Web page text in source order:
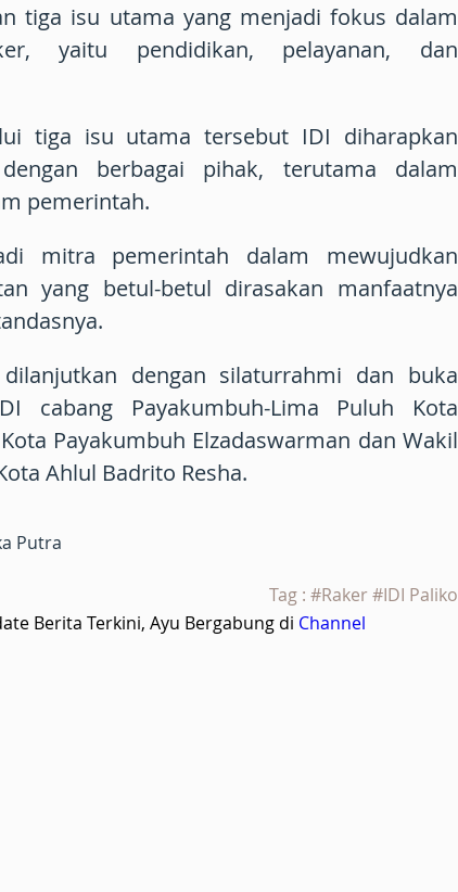
tiga isu utama yang menjadi fokus dalam
yaitu pendidikan, pelayanan, dan
tiga isu utama tersebut IDI diharapkan
berbagai pihak, terutama dalam
pemerintah.
mitra pemerintah dalam mewujudkan
yang betul-betul dirasakan manfaatnya
dilanjutkan dengan silaturrahmi dan buka
cabang Payakumbuh-Lima Puluh Kota
Payakumbuh Elzadaswarman dan Wakil
Ahlul Badrito Resha.
Putra
Tag : #Raker #IDI Paliko
Berita Terkini, Ayu Bergabung di Channel